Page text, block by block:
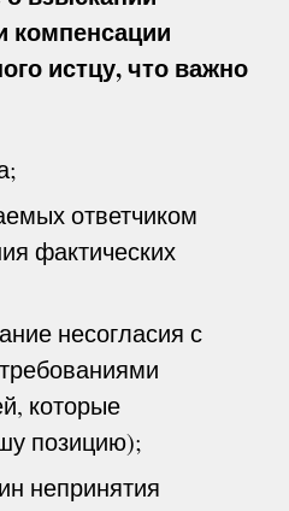
компенсации
истцу, что важно
ответчиком
фактических
несогласия с
которые
позицию);
непринятия